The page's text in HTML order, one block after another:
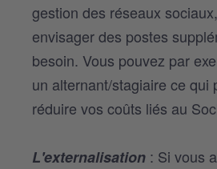
gestion des réseaux
envisager des postes
besoin. Vous pouvez par
un alternant/stagiaire ce qui
réduire vos coûts liés au
L'externalisation : Si vous